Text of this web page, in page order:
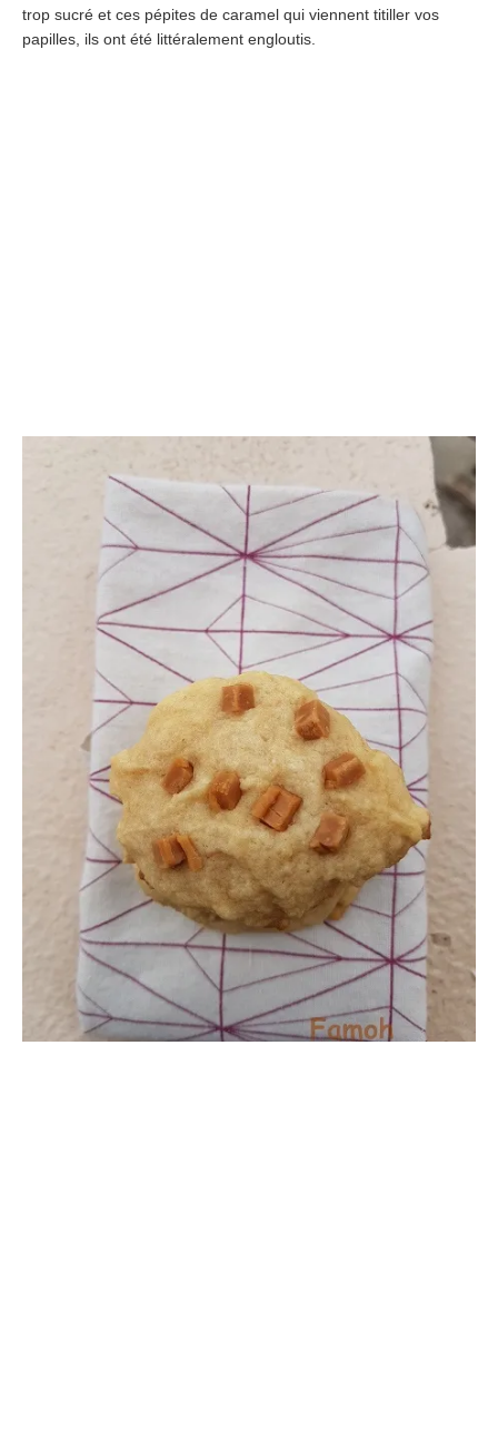
trop sucré et ces pépites de caramel qui viennent titiller vos
papilles ils ont été littéralement engloutis